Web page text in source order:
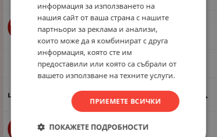
бр. КУПИ
1 пакет - 100 броя
3.32€ 6.49 лв.
бр. КУПИ
информация за използването на
нашия сайт от ваша страна с нашите
партньори за реклама и анализи,
които може да я комбинират с друга
информация, която сте им
предоставили или която са събрали от
вашето използване на техните услуги.
ПРИЕМЕТЕ ВСИЧКИ
ПОКАЖЕТЕ ПОДРОБНОСТИ